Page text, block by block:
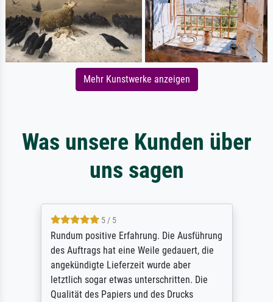
Mehr Kunstwerke anzeigen
Was unsere Kunden über
uns sagen
5 / 5
Rundum positive Erfahrung. Die Ausführung
des Auftrags hat eine Weile gedauert, die
angekündigte Lieferzeit wurde aber
letztlich sogar etwas unterschritten. Die
Qualität des Papiers und des Drucks